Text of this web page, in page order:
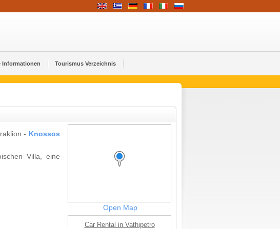
Informationen Tourismus Verzeichnis
Open Map
Car Rental in Vathipetro
- Knossos
Villa, eine